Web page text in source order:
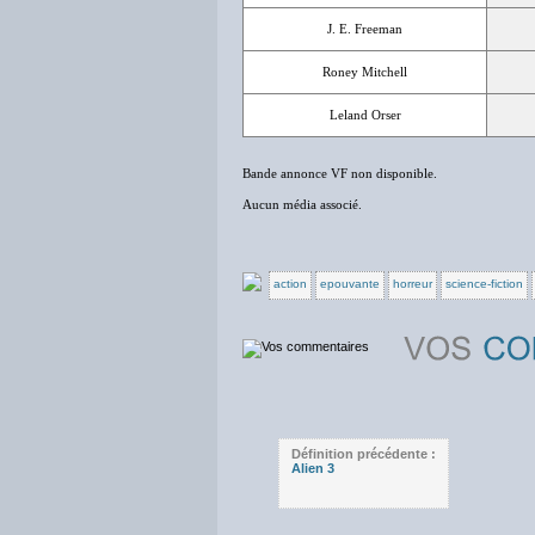
J. E. Freeman
Roney Mitchell
Leland Orser
Bande annonce VF non disponible.
Aucun média associé.
action epouvante horreur science-fiction
Définition précédente :
Alien 3